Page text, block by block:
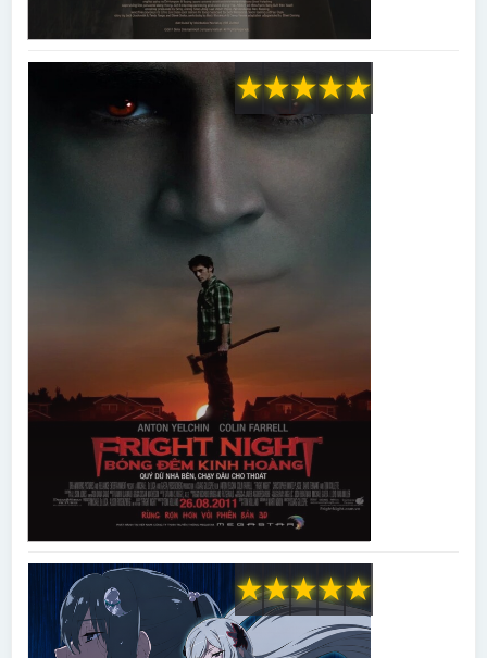
★
★
★
★
★
★
★
★
★
★